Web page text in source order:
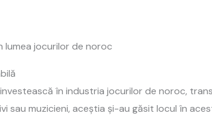
jocurilor de noroc
în industria jocurilor de noroc,
muzicieni, aceștia și-au găsit locul în